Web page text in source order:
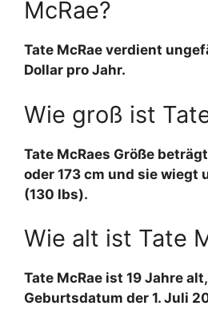
McRae?
Tate McRae verdient
Dollar pro Jahr.
Wie groß ist
Tate McRaes Größe
oder 173 cm und sie wiegt
(130 lbs).
Wie alt ist Tate
Tate McRae ist 19 Jahre
Geburtsdatum der 1. Juli